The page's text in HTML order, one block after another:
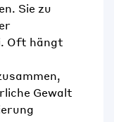
Sie zu
Oft hängt
Gewalt